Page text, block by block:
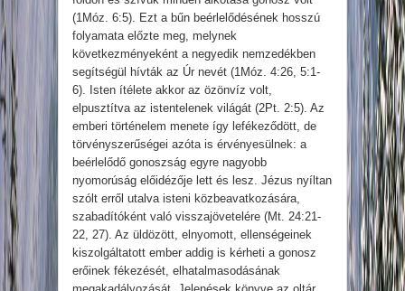
(1Móz. 6:5). Ezt a bűn beérlelődésének hosszú
folyamata előzte meg, melynek
következményeként a negyedik nemzedékben
segítségül hívták az Úr nevét (1Móz. 4:26, 5:1-
6). Isten ítélete akkor az özönvíz volt,
elpusztítva az istentelenek világát (2Pt. 2:5). Az
emberi történelem menete így lefékeződött, de
törvényszerűségei azóta is érvényesülnek: a
beérlelődő gonoszság egyre nagyobb
nyomorúság előidézője lett és lesz. Jézus nyíltan
szólt erről utalva isteni közbeavatkozására,
szabadítóként való visszajövetelére (Mt. 24:21-
22, 27). Az üldözött, elnyomott, ellenségeinek
kiszolgáltatott ember addig is kérheti a gonosz
erőinek fékezését, elhatalmasodásának